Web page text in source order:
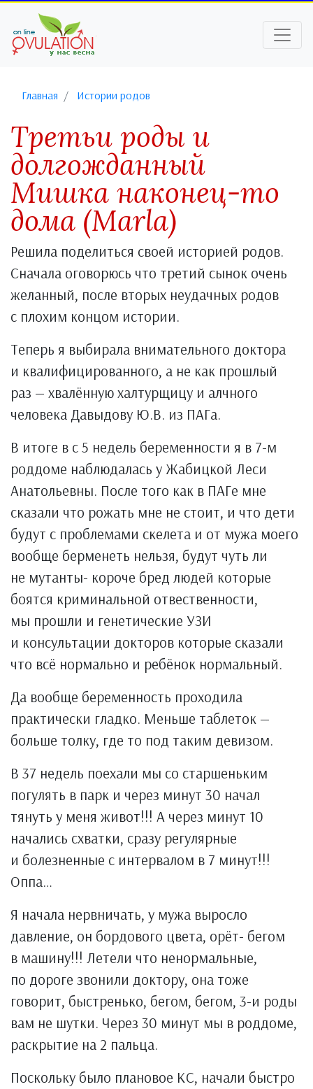
Главная Истории родов
Третьи роды и
долгожданный
Мишка наконец-то
дома (Marla)
Решила поделиться своей историей родов.
Сначала оговорюсь что третий сынок очень
желанный, после вторых неудачных родов
с плохим концом истории.
Теперь я выбирала внимательного доктора
и квалифицированного, а не как прошлый
раз — хвалённую халтурщицу и алчного
человека Давыдову Ю.В. из ПАГа.
В итоге в с 5 недель беременности я в 7-м
роддоме наблюдалась у Жабицкой Леси
Анатольевны. После того как в ПАГе мне
сказали что рожать мне не стоит, и что дети
будут с проблемами скелета и от мужа моего
вообще берменеть нельзя, будут чуть ли
не мутанты- короче бред людей которые
боятся криминальной отвественности,
мы прошли и генетические УЗИ
и консультации докторов которые сказали
что всё нормально и ребёнок нормальный.
Да вообще беременность проходила
практически гладко. Меньше таблеток —
больше толку, где то под таким девизом.
В 37 недель поехали мы со старшеньким
погулять в парк и через минут 30 начал
тянуть у меня живот!!! А через минут 10
начались схватки, сразу регулярные
и болезненные с интервалом в 7 минут!!!
Оппа…
Я начала нервничать, у мужа выросло
давление, он бордового цвета, орёт- бегом
в машину!!! Летели что ненормальные,
по дороге звонили доктору, она тоже
говорит, быстренько, бегом, бегом, 3-и роды
вам не шутки. Через 30 минут мы в роддоме,
раскрытие на 2 пальца.
Поскольку было плановое КС, начали быстро